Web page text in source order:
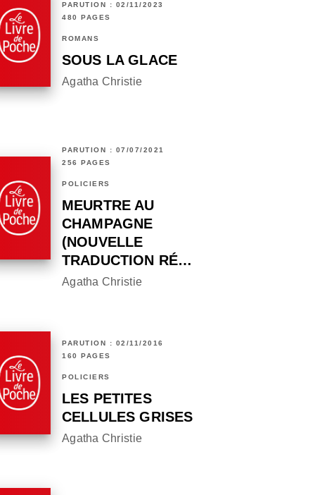
PARUTION : 02/11/2023
480 PAGES
ROMANS
SOUS LA GLACE
Agatha Christie
PARUTION : 07/07/2021
256 PAGES
POLICIERS
MEURTRE AU
CHAMPAGNE
(NOUVELLE
TRADUCTION RÉ…
Agatha Christie
PARUTION : 02/11/2016
160 PAGES
POLICIERS
LES PETITES
CELLULES GRISES
Agatha Christie